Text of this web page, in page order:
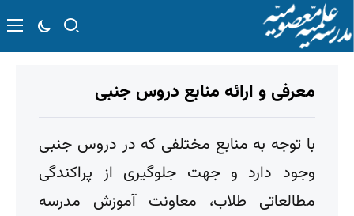
معرفی و ارائه منابع دروس جنبی
با توجه به منابع مختلفی که در دروس جنبی
وجود دارد و جهت جلوگیری از پراکندگی
مطالعاتی طلاب، معاونت آموزش مدرسه